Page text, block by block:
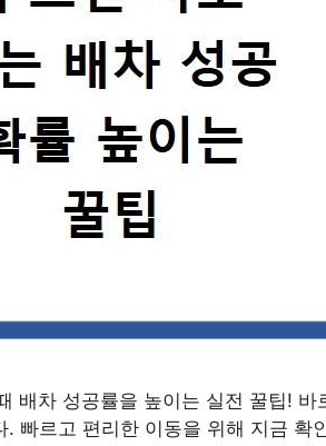
배차 성공률을 높이는 실전 꿀팁!
. 빠르고 편리한 이동을 위해 지금 확